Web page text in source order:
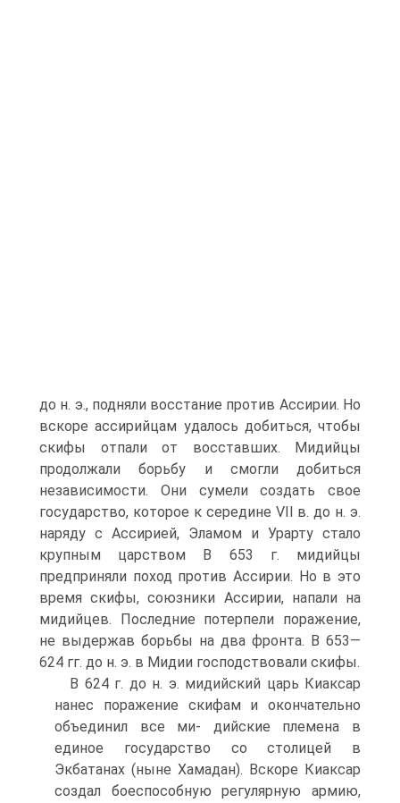
до н. э., подняли восстание против Ассирии. Ho
вскоре ассирийцам удалось добиться, чтобы
скифы отпали от восставших. Мидийцы
продолжали борьбу и смогли добиться
независимости. Они сумели создать свое
государство, которое к середине VIl в. до н. э.
наряду с Ассирией, Эламом и Урарту стало
крупным царством B 653 г. мидийцы
предприняли поход против Ассирии. Ho в это
время скифы, союзники Ассирии, напали на
мидийцев. Последние потерпели поражение,
не выдержав борьбы на два фронта. B 653—
624 гг. до н. э. в Мидии господствовали скифы.
B 624 г. до н. э. мидийский царь Киаксар
нанес поражение скифам и окончательно
объединил все ми- дийские племена в
единое государство со столицей в
Экбатанах (ныне Хамадан). Вскоре Киаксар
создал боеспособную регулярную армию,